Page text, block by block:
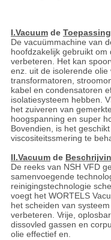
I.Vacuumde Toepassing
De vacuümmachine van
hoofdzakelijk gebruikt
verbeteren. Het kan
enz. uit de isolerende
transformatoren,
kabel en condensatoren
isolatiesysteem hebben.
het zuiveren van
hoogspanning en super
Bovendien, is het
viscositeitssmering te
II.Vacuumde
De reeks van NSH VFD
samenvoegende
reinigingstechnologie
voegt het WORTELS
het scheiden van
verbeteren. Vrije,
dissovled gassen en
olie effectief en.